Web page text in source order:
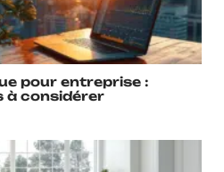
pour entreprise :
à considérer